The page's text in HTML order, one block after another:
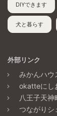
DIYできます
犬と暮らす
外部リンク
みかんハウ
okatteにし
八王子天神
つながりシ